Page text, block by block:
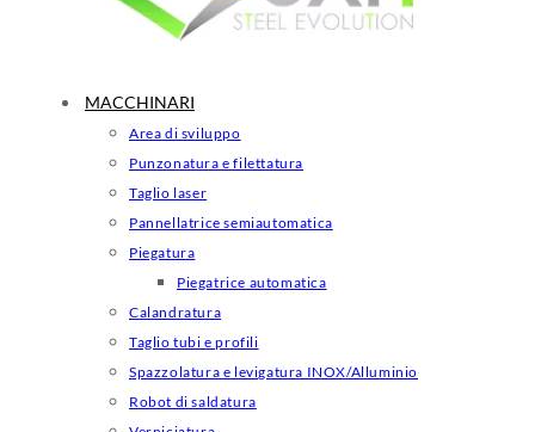
MACCHINARI
Area di sviluppo
Punzonatura e filettatura
Taglio laser
Pannellatrice semiautomatica
Piegatura
Piegatrice automatica
Calandratura
Taglio tubi e profili
Spazzolatura e levigatura INOX/Alluminio
Robot di saldatura